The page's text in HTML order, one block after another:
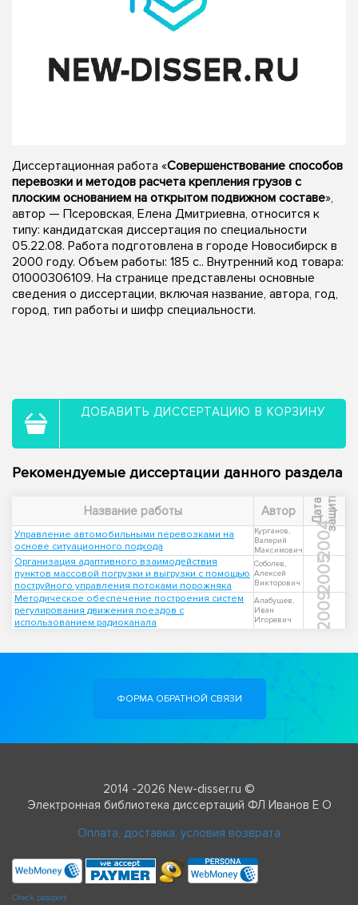
Диссертационная работа «Совершенствование способов
перевозки и методов расчета крепления грузов с
плоским основанием на открытом подвижном составе»,
автор — Псеровская, Елена Дмитриевна, относится к
типу: кандидатская диссертация по специальности
05.22.08. Работа подготовлена в городе Новосибирск в
2000 году. Объем работы: 185 с.. Внутренний код товара:
01000306109. На странице представлены основные
сведения о диссертации, включая название, автора, год,
город, тип работы и шифр специальности.
ДОБАВИТЬ ДИССЕРТАЦИЮ В КОРЗИНУ
Рекомендуемые диссертации данного раздела
Название работы Автор Д
а
т
а
з
а
щ
и
ты
Управление автомобильными перевозками на
основе ситуационного подхода
Курганов,
Валерий
Максимович
2004
Организация адаптивного взаимодействия
пунктов массовой погрузки и выгрузки с помощью
поструйного управления потоками порожняка
Соболев,
Алексей
Викторович
2005
Методическое обеспечение построения систем
регулирования движения поездов с
использованием радиоканала
Алабушев,
Иван
Игоревич
2009
ФОРМА ОБРАТНОЙ СВЯЗИ
2014 -2026 New-disser.ru ©
Электронная библиотека диссертаций ФЛ Иванов Е О
Оплата, доставка, условия возврата
Check passport